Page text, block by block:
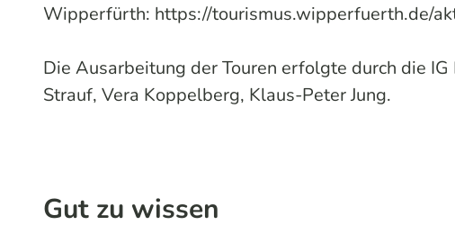
Wipperfürth: https://tourismus.wipperfuerth.de/
Die Ausarbeitung der Touren erfolgte durch die
Strauf, Vera Koppelberg, Klaus-Peter Jung.
Gut zu wissen